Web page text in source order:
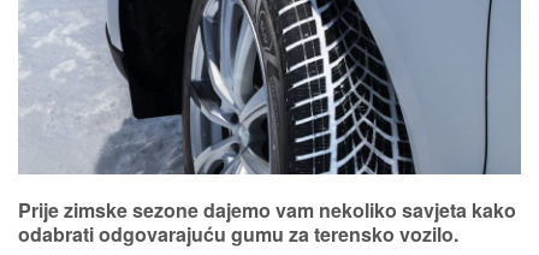
Prije zimske sezone dajemo vam nekoliko savjeta kako
odabrati odgovarajuću gumu za terensko vozilo.